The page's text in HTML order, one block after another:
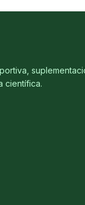
científica.